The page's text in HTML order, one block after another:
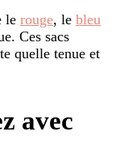
le rouge, le bleu
Ces sacs
quelle tenue et
avec